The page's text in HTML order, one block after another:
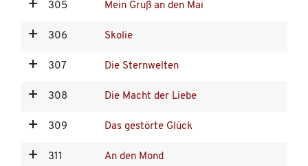
305 Mein Gruß an den Mai
306 Skolie
307 Die Sternwelten
308 Die Macht der Liebe
309 Das gestörte Glück
311 An den Mond